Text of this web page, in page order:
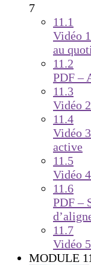
7
11.1
Vidéo
au
11.2
PDF –
11.3
Vidéo
11.4
Vidéo
active
11.5
Vidéo
11.6
PDF –
11.7
Vidéo
MODULE